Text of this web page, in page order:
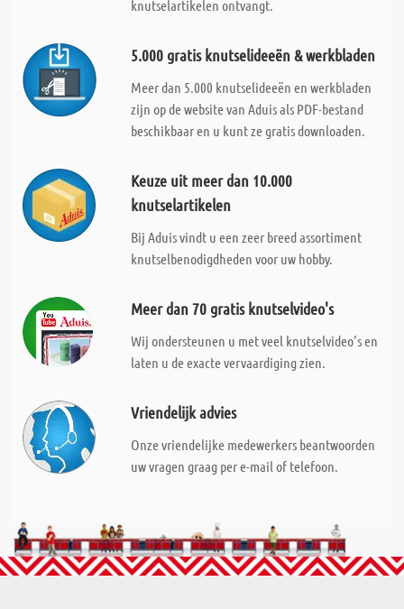
knutselartikelen ontvangt.
5.000 gratis knutselideeën & werkbladen
Meer dan 5.000 knutselideeën en werkbladen
zijn op de website van Aduis als PDF-bestand
beschikbaar en u kunt ze gratis downloaden.
Keuze uit meer dan 10.000
knutselartikelen
Bij Aduis vindt u een zeer breed assortiment
knutselbenodigdheden voor uw hobby.
Meer dan 70 gratis knutselvideo's
Wij ondersteunen u met veel knutselvideo's en
laten u de exacte vervaardiging zien.
Vriendelijk advies
Onze vriendelijke medewerkers beantwoorden
uw vragen graag per e-mail of telefoon.